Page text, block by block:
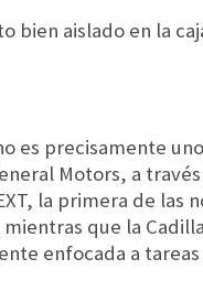
bien aislado en la
es precisamente
Motors, a
la primera de
que la
enfocada a